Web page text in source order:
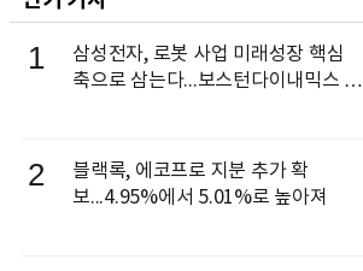
1
삼성전자, 로봇 사업 미래성장 핵심
축으로 삼는다...보스턴다이내믹스 출
2
블랙록, 에코프로 지분 추가 확
보...4.95%에서 5.01%로 높아져